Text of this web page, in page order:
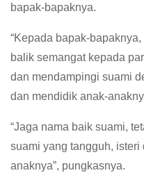
bapak-bapaknya.
“Kepada bapak-
balik semangat kepada
dan mendampingi suami
dan mendidik anak-
“Jaga nama baik suami,
suami yang tangguh,
anaknya”, pungkasnya.